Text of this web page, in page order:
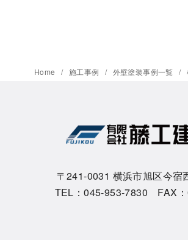
Home 施工事例 外壁塗装事例一覧
〒241-0031 横浜市旭区今宿
TEL：045-953-7830 FAX：